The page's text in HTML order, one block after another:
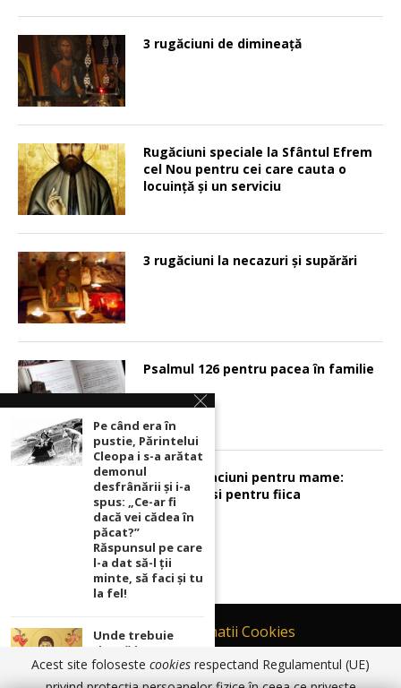
3 rugăciuni de dimineață
Rugăciuni speciale la Sfântul Efrem
cel Nou pentru cei care cauta o
locuinţă şi un serviciu
3 rugăciuni la necazuri și supărări
Psalmul 126 pentru pacea în familie
Sunt 2 rugaciuni pentru mame:
pentru fiu si pentru fiica
Contact
Informatii Cookies
Politică de Confidențialitate
TERMENI SI CONDITII DE UTILIZARE
Pe când era în
pustie, Părintelui
Cleopa i s-a arătat
demonul
desfrânării şi i-a
spus: „Ce-ar fi
dacă vei cădea în
păcat?”
Răspunsul pe care
l-a dat să-l ții
minte, să faci și tu
la fel!
Unde trebuie
ținută icoana cu
Maica Domnului
pentru ca
Acest site foloseste cookies respectand Regulamentul (UE)